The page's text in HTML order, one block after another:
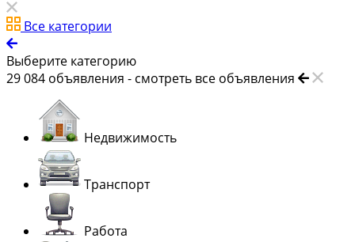
Все категории
Выберите категорию
29 084 объявления - смотреть все объявления
Недвижимость
Транспорт
Работа